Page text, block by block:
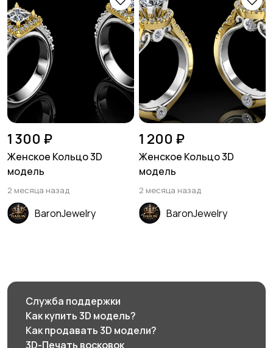
1 300 ₽
Женское Кольцо 3D
модель
2 месяца назад
BaronJewelry
1 200 ₽
Женское Кольцо 3D
модель
2 месяца назад
BaronJewelry
Служба поддержки
Как купить 3D модель?
Как продавать 3D модели?
3D-Печать восковок